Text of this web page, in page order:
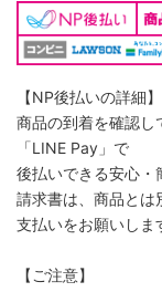
【NP後払いの詳細】
商品の到着を確認し
「LINE Pay」で
後払いできる安心・
請求書は、商品とは
支払いをお願いしま
【ご注意】